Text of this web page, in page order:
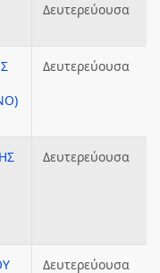
Δευτερεύουσα
Δευτερεύουσα
Δευτερεύουσα
Δευτερεύουσα